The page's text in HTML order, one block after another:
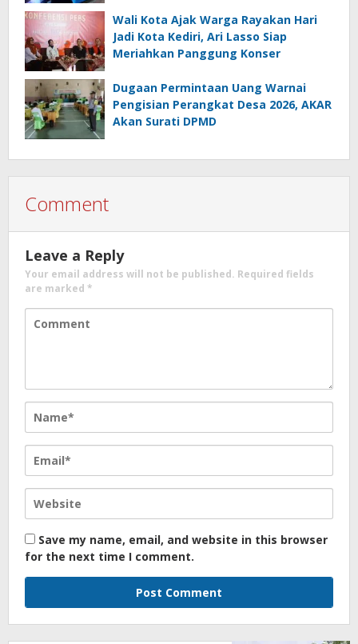
Wali Kota Ajak Warga Rayakan Hari
Jadi Kota Kediri, Ari Lasso Siap
Meriahkan Panggung Konser
Dugaan Permintaan Uang Warnai
Pengisian Perangkat Desa 2026, AKAR
Akan Surati DPMD
Comment
Leave a Reply
Your email address will not be published. Required fields
are marked *
Save my name, email, and website in this browser
for the next time I comment.